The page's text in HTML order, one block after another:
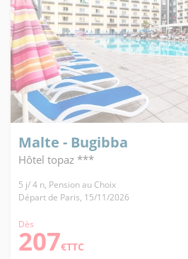
Malte - Bugibba
Hôtel topaz ***
5 j/ 4 n, Pension au Choix
Départ de Paris, 15/11/2026
Dès
207€TTC